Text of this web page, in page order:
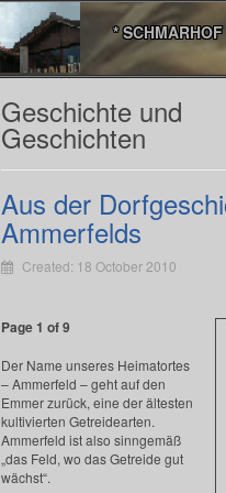
* SCHMARHOF
Geschichte und
Geschichten
Aus der
Ammerfelds
Created: 18 October 2010
Page 1 of 9
Der Name unseres Heimatortes
– Ammerfeld – geht auf den
Emmer zurück, eine der ältesten
kultivierten Getreidearten.
Ammerfeld ist also sinngemäß
„das Feld, wo das Getreide gut
wächst“.